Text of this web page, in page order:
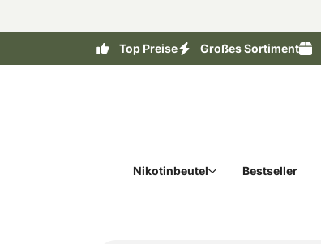
Top Preise Großes Sortiment
Nikotinbeutel Bestseller